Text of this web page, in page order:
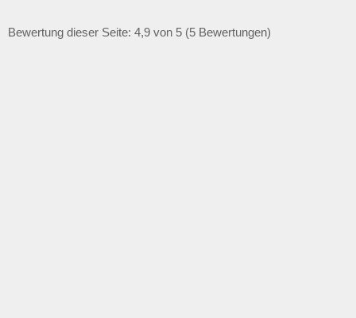
Bewertung dieser Seite: 4,9 von 5 (5 Bewertungen)